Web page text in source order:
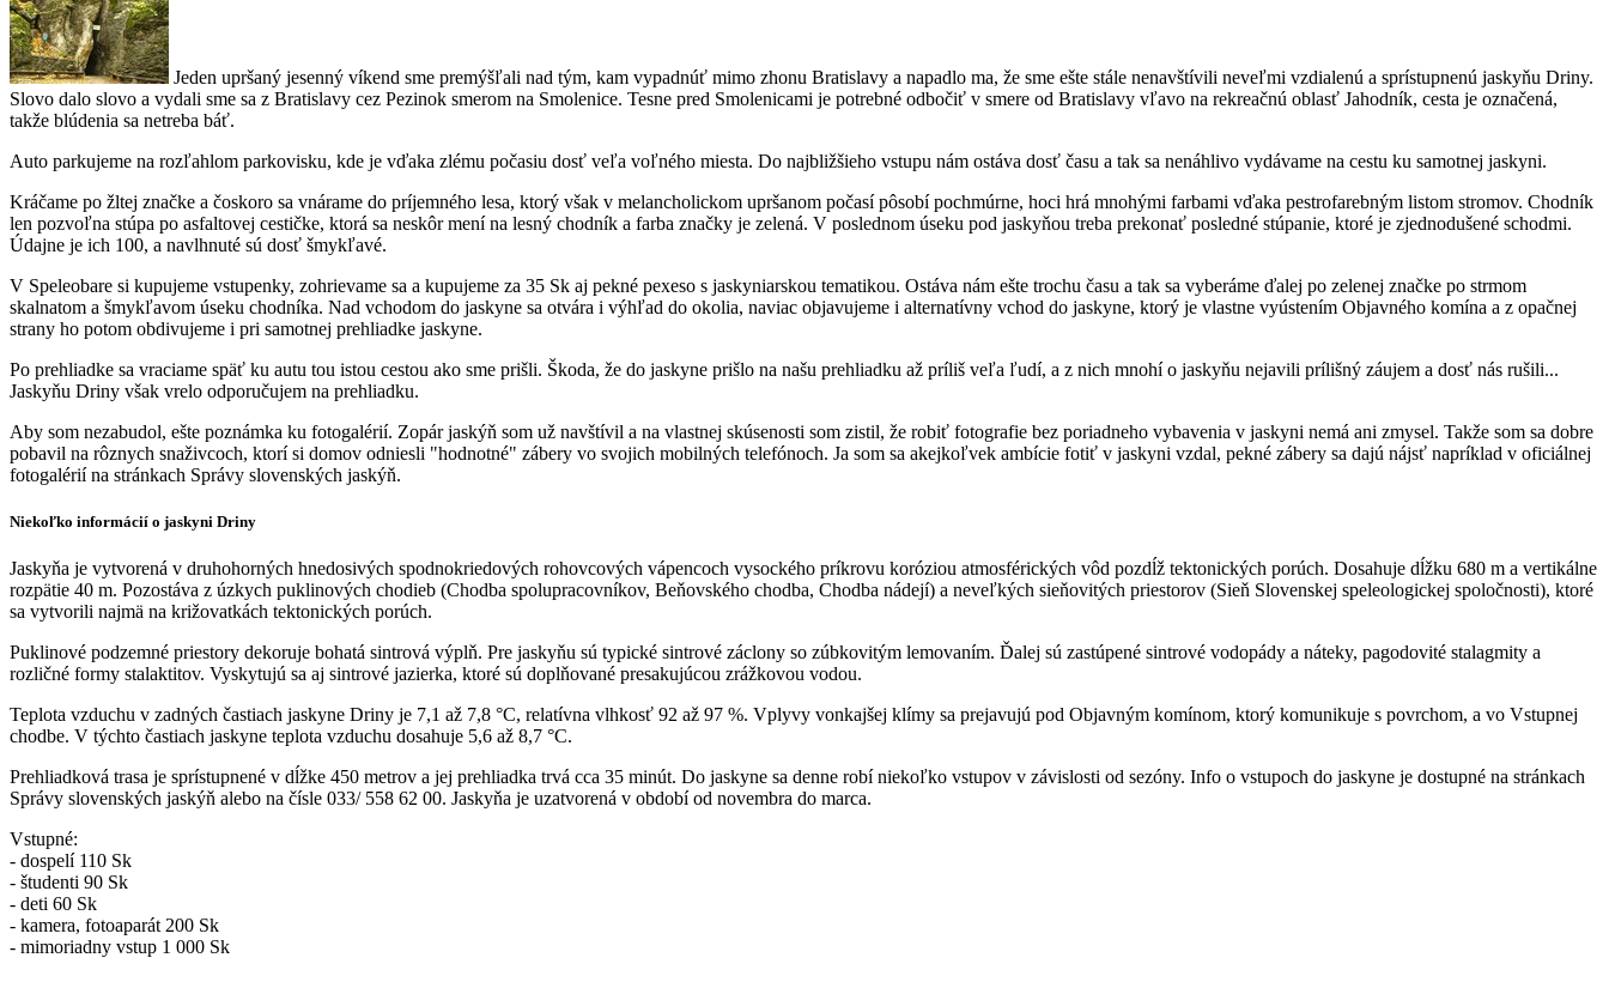
Jeden upršaný jesenný víkend sme premýšľali nad tým, kam vypadnúť mimo zhonu Bratislavy a napadlo ma, že sme ešte stále nenavštívili neveľmi vzdialenú a sprístupnenú jaskyňu Driny.
Slovo dalo slovo a vydali sme sa z Bratislavy cez Pezinok smerom na Smolenice. Tesne pred Smolenicami je potrebné odbočiť v smere od Bratislavy vľavo na rekreačnú oblasť Jahodník, cesta je označená,
takže blúdenia sa netreba báť.
Auto parkujeme na rozľahlom parkovisku, kde je vďaka zlému počasiu dosť veľa voľného miesta. Do najbližšieho vstupu nám ostáva dosť času a tak sa nenáhlivo vydávame na cestu ku samotnej jaskyni.
Kráčame po žltej značke a čoskoro sa vnárame do príjemného lesa, ktorý však v melancholickom upršanom počasí pôsobí pochmúrne, hoci hrá mnohými farbami vďaka pestrofarebným listom stromov. Chodník
len pozvoľna stúpa po asfaltovej cestičke, ktorá sa neskôr mení na lesný chodník a farba značky je zelená. V poslednom úseku pod jaskyňou treba prekonať posledné stúpanie, ktoré je zjednodušené schodmi.
Údajne je ich 100, a navlhnuté sú dosť šmykľavé.
V Speleobare si kupujeme vstupenky, zohrievame sa a kupujeme za 35 Sk aj pekné pexeso s jaskyniarskou tematikou. Ostáva nám ešte trochu času a tak sa vyberáme ďalej po zelenej značke po strmom
skalnatom a šmykľavom úseku chodníka. Nad vchodom do jaskyne sa otvára i výhľad do okolia, naviac objavujeme i alternatívny vchod do jaskyne, ktorý je vlastne vyústením Objavného komína a z opačnej
strany ho potom obdivujeme i pri samotnej prehliadke jaskyne.
Po prehliadke sa vraciame späť ku autu tou istou cestou ako sme prišli. Škoda, že do jaskyne prišlo na našu prehliadku až príliš veľa ľudí, a z nich mnohí o jaskyňu nejavili prílišný záujem a dosť nás rušili...
Jaskyňu Driny však vrelo odporučujem na prehliadku.
Aby som nezabudol, ešte poznámka ku fotogalérií. Zopár jaskýň som už navštívil a na vlastnej skúsenosti som zistil, že robiť fotografie bez poriadneho vybavenia v jaskyni nemá ani zmysel. Takže som sa dobre
pobavil na rôznych snaživcoch, ktorí si domov odniesli "hodnotné" zábery vo svojich mobilných telefónoch. Ja som sa akejkoľvek ambície fotiť v jaskyni vzdal, pekné zábery sa dajú nájsť napríklad v oficiálnej
fotogalérií na stránkach Správy slovenských jaskýň.
Niekoľko informácií o jaskyni Driny
Jaskyňa je vytvorená v druhohorných hnedosivých spodnokriedových rohovcových vápencoch vysockého príkrovu koróziou atmosférických vôd pozdĺž tektonických porúch. Dosahuje dĺžku 680 m a vertikálne
rozpätie 40 m. Pozostáva z úzkych puklinových chodieb (Chodba spolupracovníkov, Beňovského chodba, Chodba nádejí) a neveľkých sieňovitých priestorov (Sieň Slovenskej speleologickej spoločnosti), ktoré
sa vytvorili najmä na križovatkách tektonických porúch.
Puklinové podzemné priestory dekoruje bohatá sintrová výplň. Pre jaskyňu sú typické sintrové záclony so zúbkovitým lemovaním. Ďalej sú zastúpené sintrové vodopády a náteky, pagodovité stalagmity a
rozličné formy stalaktitov. Vyskytujú sa aj sintrové jazierka, ktoré sú doplňované presakujúcou zrážkovou vodou.
Teplota vzduchu v zadných častiach jaskyne Driny je 7,1 až 7,8 °C, relatívna vlhkosť 92 až 97 %. Vplyvy vonkajšej klímy sa prejavujú pod Objavným komínom, ktorý komunikuje s povrchom, a vo Vstupnej
chodbe. V týchto častiach jaskyne teplota vzduchu dosahuje 5,6 až 8,7 °C.
Prehliadková trasa je sprístupnené v dĺžke 450 metrov a jej prehliadka trvá cca 35 minút. Do jaskyne sa denne robí niekoľko vstupov v závislosti od sezóny. Info o vstupoch do jaskyne je dostupné na stránkach
Správy slovenských jaskýň alebo na čísle 033/ 558 62 00. Jaskyňa je uzatvorená v období od novembra do marca.
Vstupné:
- dospelí 110 Sk
- študenti 90 Sk
- deti 60 Sk
- kamera, fotoaparát 200 Sk
- mimoriadny vstup 1 000 Sk